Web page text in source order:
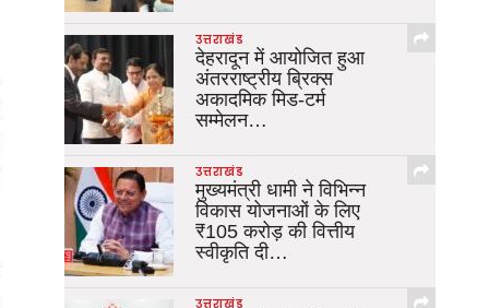
उत्तराखंड
देहरादून में आयोजित हुआ
अंतरराष्ट्रीय ब्रिक्स
अकादमिक मिड-टर्म
सम्मेलन…
उत्तराखंड
मुख्यमंत्री धामी ने विभिन्न
विकास योजनाओं के लिए
₹105 करोड़ की वित्तीय
स्वीकृति दी…
उत्तराखंड